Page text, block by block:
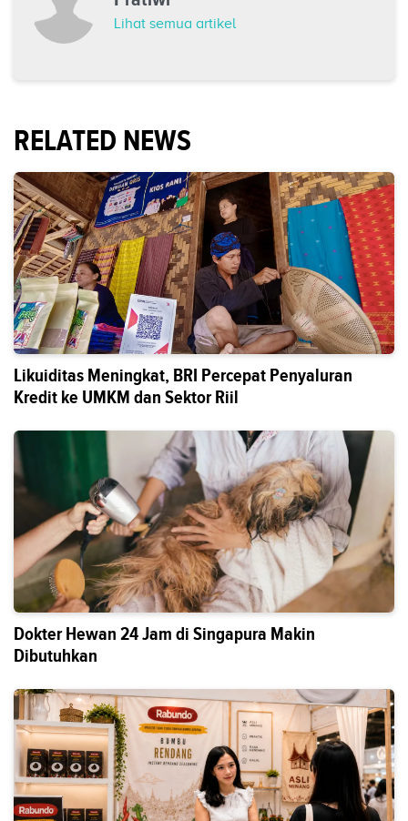
Lihat semua artikel
RELATED NEWS
Likuiditas Meningkat, BRI Percepat Penyaluran
Kredit ke UMKM dan Sektor Riil
Dokter Hewan 24 Jam di Singapura Makin
Dibutuhkan